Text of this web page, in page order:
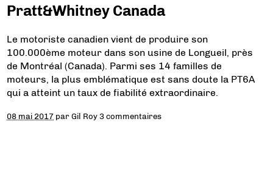
Pratt&Whitney Canada
Le motoriste canadien vient de produire son
100.000ème moteur dans son usine de Longueil, près
de Montréal (Canada). Parmi ses 14 familles de
moteurs, la plus emblématique est sans doute la PT6A
qui a atteint un taux de fiabilité extraordinaire.
08 mai 2017 parGil Roy 3 commentaires